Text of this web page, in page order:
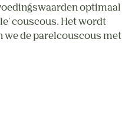
optimaal
couscous. Het wordt
we de parelcouscous met